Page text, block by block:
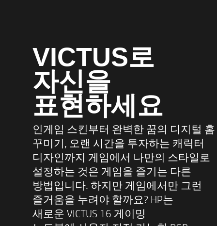
VICTUS로
자신을
표현하세요
인게임 스킨부터 완벽한 꿈의 디지털 홈
꾸미기, 오랜 시간을 투자하는 캐릭터
디자인까지 게임에서 나만의 스타일로
설정하는 것은 게임을 즐기는 다른
방법입니다. 하지만 게임에서만 그런
즐거움을 누려야 할까요? HP는
새로운 VICTUS 16 게이밍